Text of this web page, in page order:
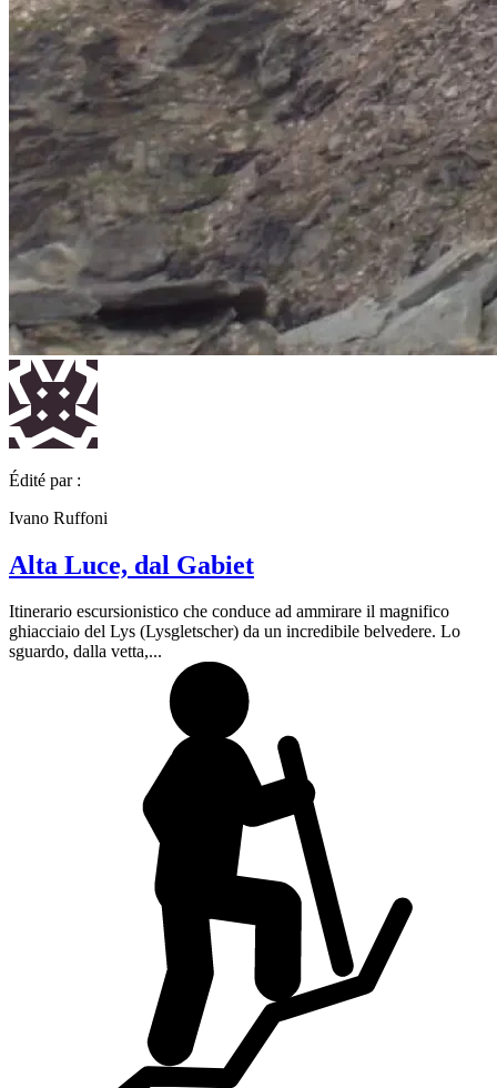
Édité par :
Ivano Ruffoni
Alta Luce, dal Gabiet
Itinerario escursionistico che conduce ad ammirare il magnifico
ghiacciaio del Lys (Lysgletscher) da un incredibile belvedere. Lo
sguardo, dalla vetta,...